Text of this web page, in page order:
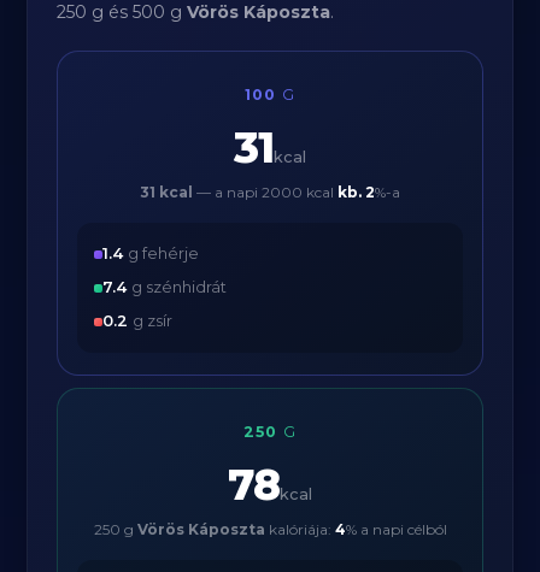
250 g és 500 gVörös Káposzta.
100 G
31 kcal
31 kcal — a napi 2000 kcal kb. 2%-a
1.4 g fehérje
7.4 g szénhidrát
0.2 g zsír
250 G
78kcal
250 g Vörös Káposzta kalóriája: 4% a napi célból